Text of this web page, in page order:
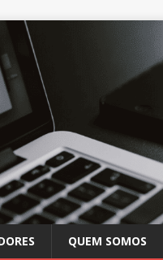
QUEM SOMOS